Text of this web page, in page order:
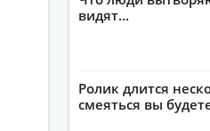
видят...
Ролик длится
смеяться вы